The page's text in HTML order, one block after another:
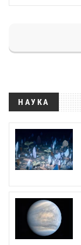
НАУКА